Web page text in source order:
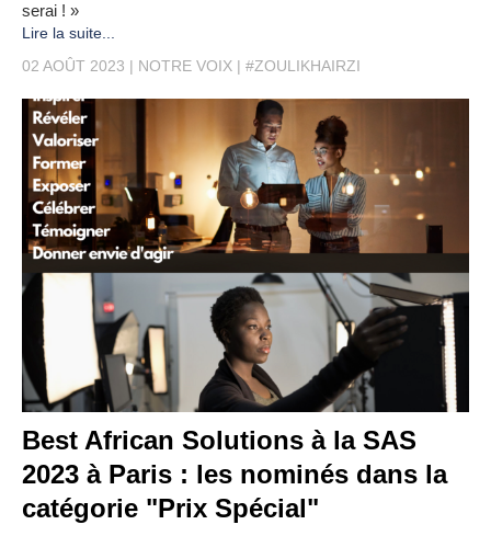
serai ! »
Lire la suite...
02 AOÛT 2023
NOTRE VOIX #ZOULIKHAIRZI
Best African Solutions à la SAS
2023 à Paris : les nominés dans la
catégorie "Prix Spécial"